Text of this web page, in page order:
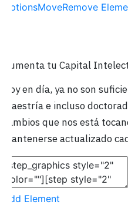
OptionsMoveRemove
Aumenta tu Capital
Hoy en día, ya no son
maestría e incluso
cambios que nos está
mantenerse actualizado
Add Element